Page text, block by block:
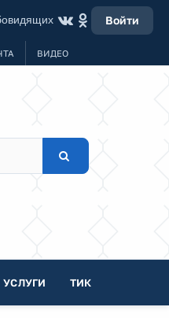
Войти
ВИДЕО
УСЛУГИ ТИК